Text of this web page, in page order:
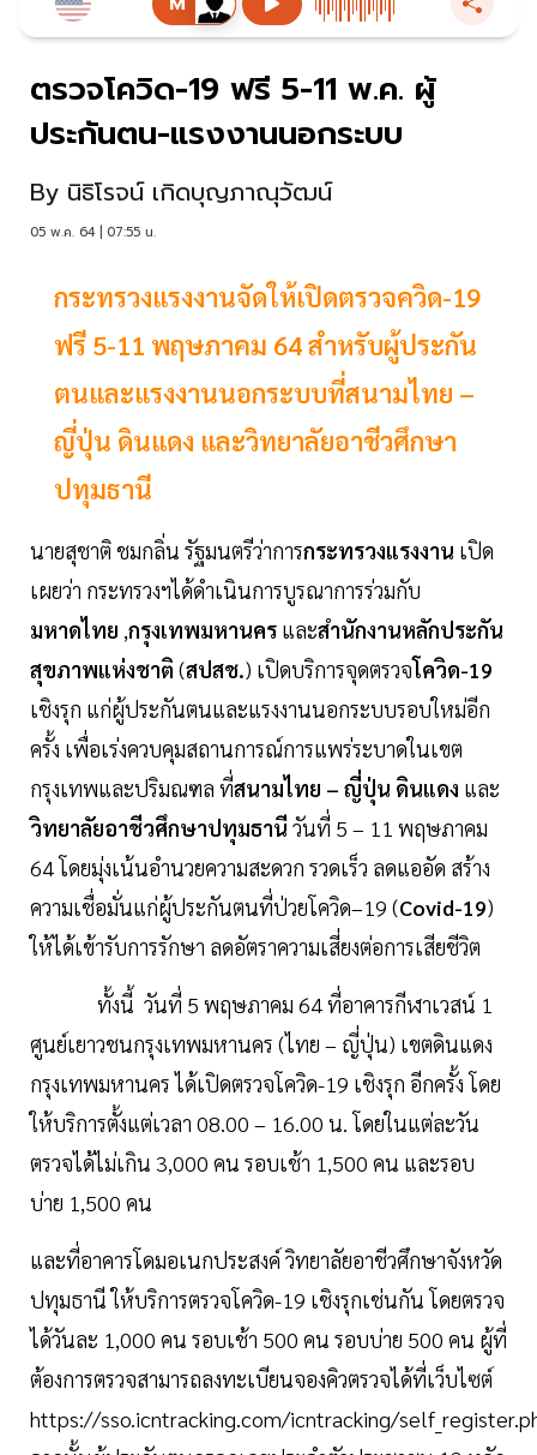
ตรวจโควิด-19 ฟรี 5-11 พ.ค. ผู้
ประกันตน-แรงงานนอกระบบ
By นิธิโรจน์ เกิดบุญภาณุวัฒน์
05 พ.ค. 64 | 07:55 น.
กระทรวงแรงงานจัดให้เปิดตรวจควิด-19
ฟรี 5-11 พฤษภาคม 64 สำหรับผู้ประกัน
ตนและแรงงานนอกระบบที่สนามไทย –
ญี่ปุ่น ดินแดง และวิทยาลัยอาชีวศึกษา
ปทุมธานี
นายสุชาติ ชมกลิ่น รัฐมนตรีว่าการกระทรวงแรงงาน เปิด
เผยว่า กระทรวงฯได้ดำเนินการบูรณาการร่วมกับ
มหาดไทย ,กรุงเทพมหานคร และสำนักงานหลักประกัน
สุขภาพแห่งชาติ (สปสช.) เปิดบริการจุดตรวจโควิด-19
เชิงรุก แก่ผู้ประกันตนและแรงงานนอกระบบรอบใหม่อีก
ครั้ง เพื่อเร่งควบคุมสถานการณ์การแพร่ระบาดในเขต
กรุงเทพและปริมณฑล ที่สนามไทย – ญี่ปุ่น ดินแดง และ
วิทยาลัยอาชีวศึกษาปทุมธานี วันที่ 5 – 11 พฤษภาคม
64 โดยมุ่งเน้นอำนวยความสะดวก รวดเร็ว ลดแออัด สร้าง
ความเชื่อมั่นแก่ผู้ประกันตนที่ป่วยโควิด–19 (Covid-19)
ให้ได้เข้ารับการรักษา ลดอัตราความเสี่ยงต่อการเสียชีวิต
ทั้งนี้ วันที่ 5 พฤษภาคม 64 ที่อาคารกีฬาเวสน์ 1
ศูนย์เยาวชนกรุงเทพมหานคร (ไทย – ญี่ปุ่น) เขตดินแดง
กรุงเทพมหานคร ได้เปิดตรวจโควิด-19 เชิงรุก อีกครั้ง โดย
ให้บริการตั้งแต่เวลา 08.00 – 16.00 น. โดยในแต่ละวัน
ตรวจได้ไม่เกิน 3,000 คน รอบเช้า 1,500 คน และรอบ
บ่าย 1,500 คน
และที่อาคารโดมอเนกประสงค์ วิทยาลัยอาชีวศึกษาจังหวัด
ปทุมธานี ให้บริการตรวจโควิด-19 เชิงรุกเช่นกัน โดยตรวจ
ได้วันละ 1,000 คน รอบเช้า 500 คน รอบบ่าย 500 คน ผู้ที่
ต้องการตรวจสามารถลงทะเบียนจองคิวตรวจได้ที่เว็บไซต์
https://sso.icntracking.com/icntracking/